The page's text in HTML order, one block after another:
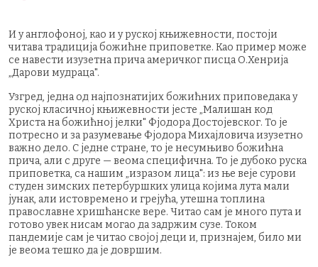
И у англофоној, као и у руској књижевности, постоји
читава традиција божићне приповетке. Као пример може
се навести изузетна прича америчког писца О.Хенрија
„Дарови мудраца".
Узгред, једна од најпознатијих божићних приповедака у
руској класичној књижевности јесте „Малишан код
Христа на божићној јелки" Фјодора Достојевског. То је
потресно и за разумевање Фјодора Михајловича изузетно
важно дело. С једне стране, то је несумњиво божићна
прича, али с друге — веома специфична. То је дубоко руска
приповетка, са нашим „изразом лица": из ње веје сурови
студен зимских петербуршких улица којима лута мали
јунак, али истовремено и грејућа, утешна топлина
православне хришћанске вере. Читао сам је много пута и
готово увек нисам могао да задржим сузе. Током
пандемије сам је читао својој деци и, признајем, било ми
је веома тешко да је довршим.